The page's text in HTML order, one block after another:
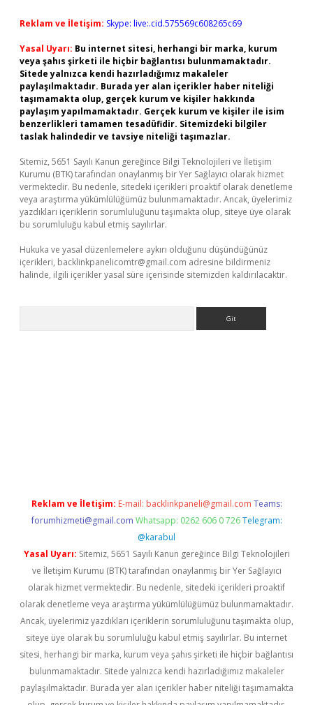
Reklam ve İletişim: Skype: live:.cid.575569c608265c69
Yasal Uyarı: Bu internet sitesi, herhangi bir marka, kurum
veya şahıs şirketi ile hiçbir bağlantısı bulunmamaktadır.
Sitede yalnızca kendi hazırladığımız makaleler
paylaşılmaktadır. Burada yer alan içerikler haber niteliği
taşımamakta olup, gerçek kurum ve kişiler hakkında
paylaşım yapılmamaktadır. Gerçek kurum ve kişiler ile isim
benzerlikleri tamamen tesadüfidir. Sitemizdeki bilgiler
taslak halindedir ve tavsiye niteliği taşımazlar.
Sitemiz, 5651 Sayılı Kanun gereğince Bilgi Teknolojileri ve İletişim
Kurumu (BTK) tarafından onaylanmış bir Yer Sağlayıcı olarak hizmet
vermektedir. Bu nedenle, sitedeki içerikleri proaktif olarak denetleme
veya araştırma yükümlülüğümüz bulunmamaktadır. Ancak, üyelerimiz
yazdıkları içeriklerin sorumluluğunu taşımakta olup, siteye üye olarak
bu sorumluluğu kabul etmiş sayılırlar.
Hukuka ve yasal düzenlemelere aykırı olduğunu düşündüğünüz
içerikleri, backlinkpanelicomtr@gmail.com adresine bildirmeniz
halinde, ilgili içerikler yasal süre içerisinde sitemizden kaldırılacaktır.
Reklam ve İletişim: E-mail: backlinkpaneli@gmail.com Teams:
forumhizmeti@gmail.com Whatsapp: 0262 606 0 726 Telegram:
@karabul
Yasal Uyarı: Sitemiz, 5651 Sayılı Kanun gereğince Bilgi Teknolojileri
ve İletişim Kurumu (BTK) tarafından onaylanmış bir Yer Sağlayıcı
olarak hizmet vermektedir. Bu nedenle, sitedeki içerikleri proaktif
olarak denetleme veya araştırma yükümlülüğümüz bulunmamaktadır.
Ancak, üyelerimiz yazdıkları içeriklerin sorumluluğunu taşımakta olup,
siteye üye olarak bu sorumluluğu kabul etmiş sayılırlar. Bu internet
sitesi, herhangi bir marka, kurum veya şahıs şirketi ile hiçbir bağlantısı
bulunmamaktadır. Sitede yalnızca kendi hazırladığımız makaleler
paylaşılmaktadır. Burada yer alan içerikler haber niteliği taşımamakta